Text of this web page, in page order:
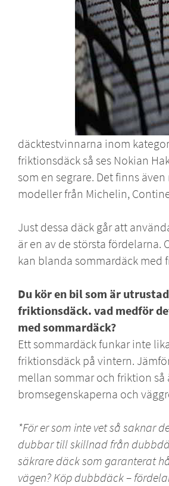
däcktestvinnarna inom
friktionsdäck så ses Nokian
som en segrare. Det finns
modeller från Michelin,
Just dessa däck går att
är en av de största fördelarna.
kan blanda sommardäck med
Du kör en bil som är
friktionsdäck. vad medför
med sommardäck?
Ett sommardäck funkar inte
friktionsdäck på vintern.
mellan sommar och friktion så
bromsegenskaperna och
*För er som inte vet så saknar
dubbar till skillnad från
säkrare däck som garanterat
vägen? Köp dubbdäck –